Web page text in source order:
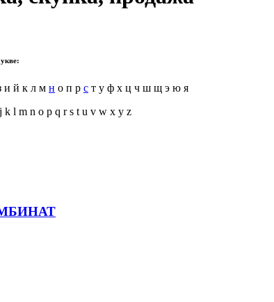
и й к л м н о п р с т у ф х ц ч ш щ э ю я
k l m n o p q r s t u v w x y z